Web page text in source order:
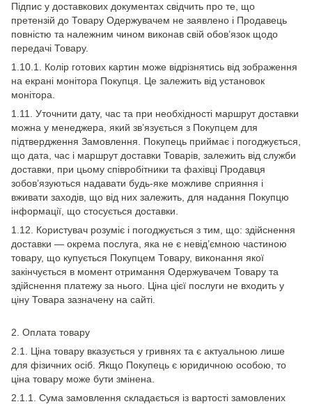
Підпис у доставкових документах свідчить про те, що
претензій до Товару Одержувачем не заявлено і Продавець
повністю та належним чином виконав свій обов’язок щодо
передачі Товару.
1.10.1. Колір готових картин може відрізнятись від зображення
на екрані монітора Покупця. Це залежить від установок
монітора.
1.11. Уточнити дату, час та при необхідності маршрут доставки
можна у менеджера, який зв’язується з Покупцем для
підтвердження Замовлення. Покупець приймає і погоджується,
що дата, час і маршрут доставки Товарів, залежить від служби
доставки, при цьому співробітники та фахівці Продавця
зобов’язуються надавати будь-яке можливе сприяння і
вживати заходів, що від них залежить, для надання Покупцю
інформації, що стосується доставки.
1.12. Користувач розуміє і погоджується з тим, що: здійснення
доставки — окрема послуга, яка не є невід’ємною частиною
товару, що купується Покупцем Товару, виконання якої
закінчується в момент отримання Одержувачем Товару та
здійснення платежу за нього. Ціна цієї послуги не входить у
ціну Товара зазначену на сайті.
2. Оплата товару
2.1. Ціна товару вказується у гривнях та є актуальною лише
для фізичних осіб. Якщо Покупець є юридичною особою, то
ціна товару може бути змінена.
2.1.1. Сума замовлення складається із вартості замовлених